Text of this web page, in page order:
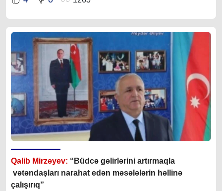
Qalib Mirzəyev: “Büdcə gəlirlərini artırmaqla
vətəndaşları narahat edən məsələlərin həllinə
çalışırıq”